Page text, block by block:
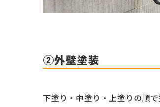
②外壁塗装
下塗り・中塗り・上塗りの順